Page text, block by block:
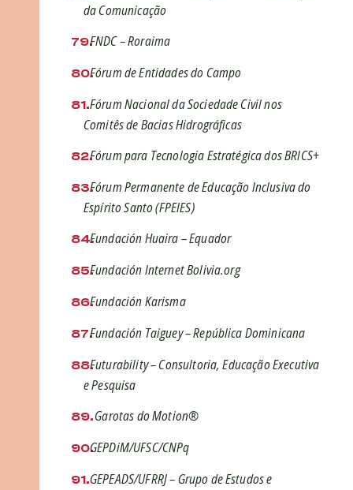
da Comunicação
FNDC – Roraima
Fórum de Entidades do Campo
Fórum Nacional da Sociedade Civil nos
Comitês de Bacias Hidrográficas
Fórum para Tecnologia Estratégica dos BRICS+
Fórum Permanente de Educação Inclusiva do
Espírito Santo (FPEIES)
Fundación Huaira – Equador
Fundación Internet Bolivia.org
Fundación Karisma
Fundación Taiguey – República Dominicana
Futurability – Consultoria, Educação Executiva
e Pesquisa
Garotas do Motion®
GEPDiM/UFSC/CNPq
GEPEADS/UFRRJ – Grupo de Estudos e